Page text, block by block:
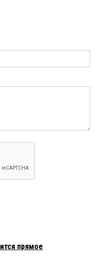
2024 в 00:24:
автора этого очень
что люди летают
в смысл
подумать о чем,
словоблудие. В
русский его фраза звучит
взгляд говорят или
проводят
деловые
То есть конференции и
Получается построить
без трат денег
понравилось его
прямое